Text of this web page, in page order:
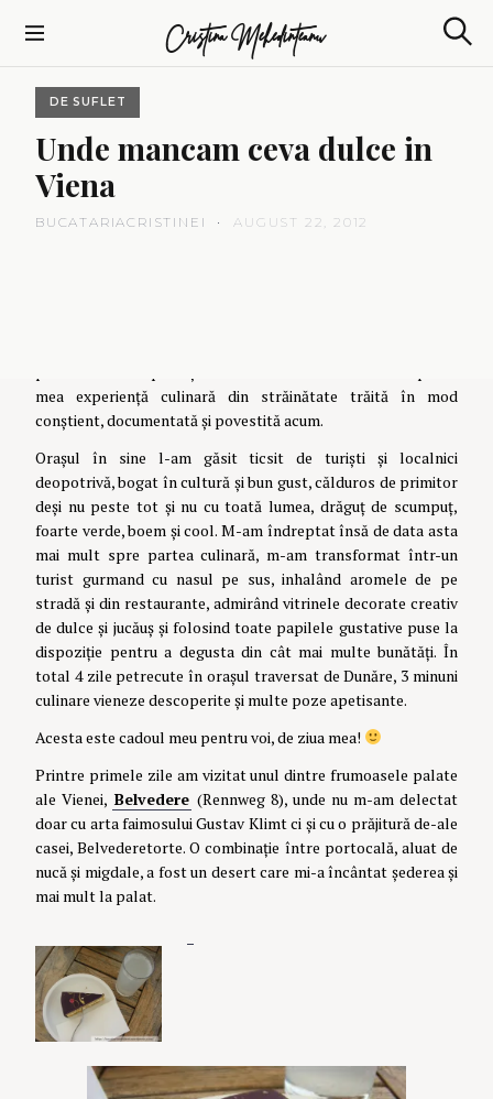
Cristina Mehedinteanu
e
DE SUFLET
Unde mancam ceva dulce in
Viena
BUCATARIACRISTINEI AUGUST 22, 2012
mea experiență culinară din străinătate trăită în mod
conștient, documentată și povestită acum.
Orașul în sine l-am găsit ticsit de turiști și localnici
deopotrivă, bogat în cultură și bun gust, călduros de primitor
deși nu peste tot și nu cu toată lumea, drăguț de scumpuț,
foarte verde, boem și cool. M-am îndreptat însă de data asta
mai mult spre partea culinară, m-am transformat într-un
turist gurmand cu nasul pe sus, inhalând aromele de pe
stradă și din restaurante, admirând vitrinele decorate creativ
de dulce și jucăuș și folosind toate papilele gustative puse la
dispoziție pentru a degusta din cât mai multe bunătăți. În
total 4 zile petrecute în orașul traversat de Dunăre, 3 minuni
culinare vieneze descoperite și multe poze apetisante.
Acesta este cadoul meu pentru voi, de ziua mea!
Printre primele zile am vizitat unul dintre frumoasele palate
ale Vienei, Belvedere (Rennweg 8), unde nu m-am delectat
doar cu arta faimosului Gustav Klimt ci și cu o prăjitură de-ale
casei, Belvederetorte. O combinație între portocală, aluat de
nucă și migdale, a fost un desert care mi-a încântat șederea și
mai mult la palat.